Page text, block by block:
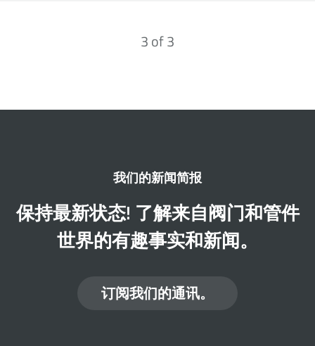
3of3
我们的新闻简报
保持最新状态! 了解来自阀门和管件
世界的有趣事实和新闻。
订阅我们的通讯。